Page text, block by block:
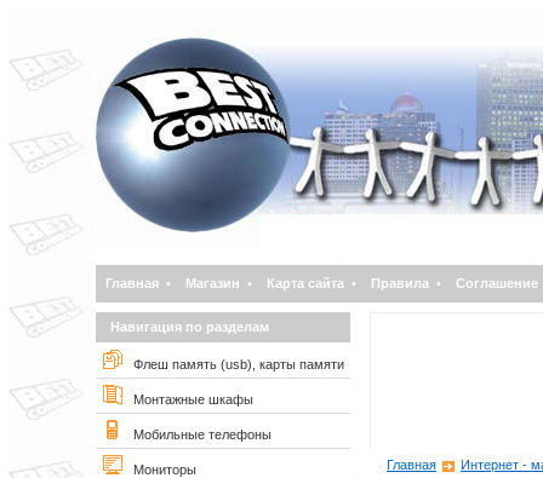
Главная • Магазин • Карта сайта • Правила • Соглашение
Навигация по разделам
Флеш память (usb), карты памяти
Монтажные шкафы
Мобильные телефоны
Мониторы Главная Интернет -